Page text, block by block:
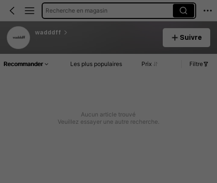
Recherche en magasin
wadddff
Suivre
Recommander Les plus populaires Prix Filtre
Aucun article trouvé
Veuillez essayer une autre recherche.